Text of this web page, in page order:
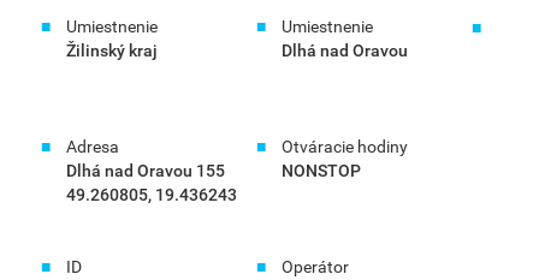
Umiestnenie
Žilinský kraj
Umiestnenie
Dlhá nad Oravou
Adresa
Dlhá nad Oravou 155
49.260805, 19.436243
Otváracie hodiny
NONSTOP
ID
Operátor